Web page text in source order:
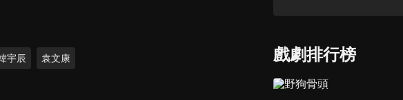
宇辰 袁文康 戲劇排行榜